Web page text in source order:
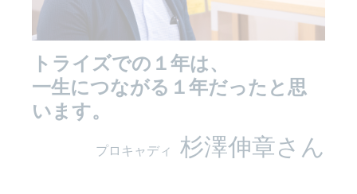
トライズでの１年は、
一生につながる１年だったと思
います。
プロキャディ 杉澤伸章さん